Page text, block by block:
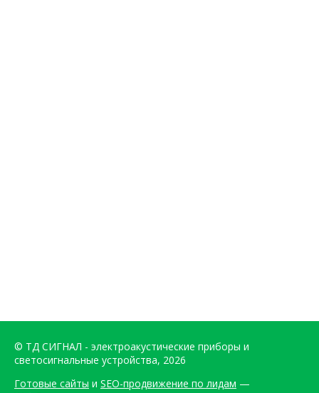
© ТД СИГНАЛ - электроакустические приборы и
светосигнальные устройства, 2026
Готовые сайты и SEO-продвижение по лидам —